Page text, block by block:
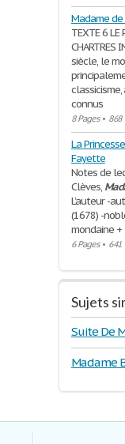
Madame
TEXTE 6 LE
CHARTRES
siècle, le
connus
8 Pages• 868
La
Fayette
Notes de
Clèves,
L’auteur -
(1678) -
mondaine
6 Pages• 641
Sujets
Suite De
Madame